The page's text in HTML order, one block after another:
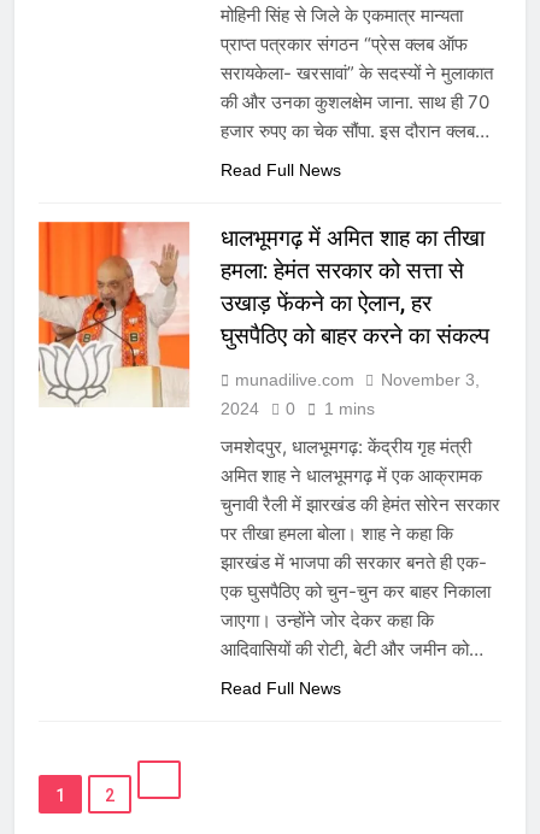
मोहिनी सिंह से जिले के एकमात्र मान्यता
प्राप्त पत्रकार संगठन “प्रेस क्लब ऑफ
सरायकेला- खरसावां” के सदस्यों ने मुलाकात
की और उनका कुशलक्षेम जाना. साथ ही 70
हजार रुपए का चेक सौंपा. इस दौरान क्लब…
Read Full News
धालभूमगढ़ में अमित शाह का तीखा
हमला: हेमंत सरकार को सत्ता से
उखाड़ फेंकने का ऐलान, हर
घुसपैठिए को बाहर करने का संकल्प
munadilive.com
November 3,
2024
0 1 mins
जमशेदपुर, धालभूमगढ़: केंद्रीय गृह मंत्री
अमित शाह ने धालभूमगढ़ में एक आक्रामक
चुनावी रैली में झारखंड की हेमंत सोरेन सरकार
पर तीखा हमला बोला। शाह ने कहा कि
झारखंड में भाजपा की सरकार बनते ही एक-
एक घुसपैठिए को चुन-चुन कर बाहर निकाला
जाएगा। उन्होंने जोर देकर कहा कि
आदिवासियों की रोटी, बेटी और जमीन को…
Read Full News
1 2